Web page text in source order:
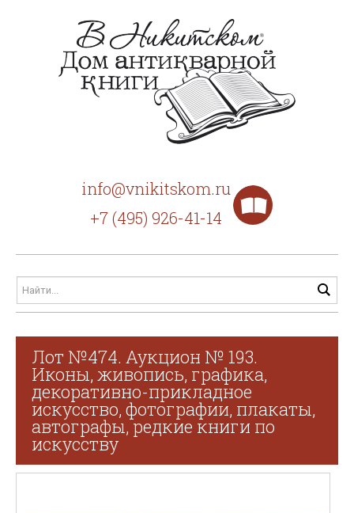
info@vnikitskom.ru
+7 (495) 926-41-14
Лот №474. Аукцион № 193.
Иконы, живопись, графика,
декоративно-прикладное
искусство, фотографии, плакаты,
автографы, редкие книги по
искусству